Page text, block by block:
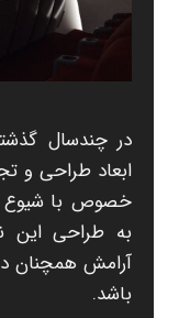
در چندسال
ابعاد طراحی و
به طراحی این
آرامش همچنان
باشد.